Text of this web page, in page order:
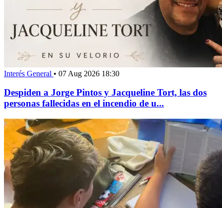
Interés General • 07 Aug 2026 18:30
Despiden a Jorge Pintos y Jacqueline Tort, las dos
personas fallecidas en el incendio de u...